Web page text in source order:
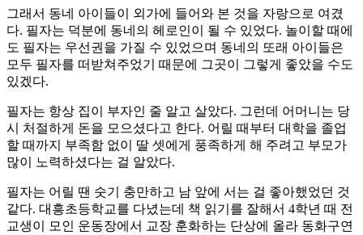
그래서 동네 아이들이 외가에 들어와 본 것을 자랑으로 여겼
다. 필자는 덕분에 동네의 헤로인이 될 수 있었다. 놀이할 때에
도 필자는 우선권을 가질 수 있었으며 동네의 또래 아이들은
모두 필자를 떠받쳐주었기 때문에 그곳이 그렇게 좋았을 수도
있겠다.
필자는 항상 집이 부자인 줄 알고 살았다. 그런데 어머니는 당
시 처절하게 돈을 모으셨다고 한다. 어릴 때부터 대학을 졸업
할 때까지 부족함 없이 딸 셋에게 풍족하게 해 주려고 부모가
많이 노력하셨다는 걸 알았다.
필자는 어릴 땐 숫기 충만하고 남 앞에 서는 걸 좋아했었던 것
같다. 대흥초등학교를 다녔는데 책 읽기를 잘해서 4학년 때 전
교생이 모인 운동장에서 교장 훈화하는 단상에 올라 동화구연